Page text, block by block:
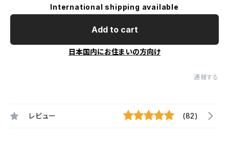
International shipping available
Add to cart
日本国内にお住まいの方向け
通報する
レビュー (82)